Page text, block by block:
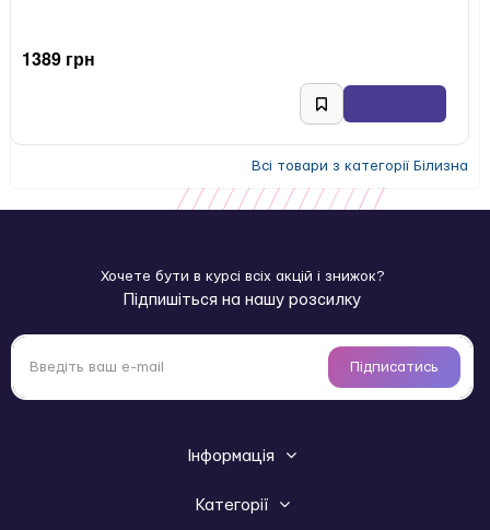
1389 грн
Всі товари з категорії Білизна
Хочете бути в курсі всіх акцій і знижок?
Підпишіться на нашу розсилку
Підписатись
Інформація
Категорії